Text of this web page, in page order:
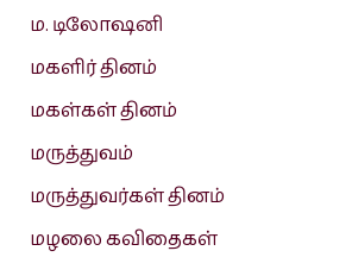
ம. டிலோஷனி
மகளிர் தினம்
மகள்கள் தினம்
மருத்துவம்
மருத்துவர்கள் தினம்
மழலை கவிதைகள்